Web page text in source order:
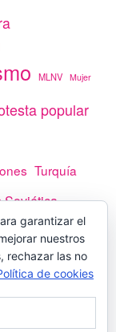
MLNV Mujer
popular
Turquía
Soviética
garantizar el
nuestros
rechazar las no
de cookies